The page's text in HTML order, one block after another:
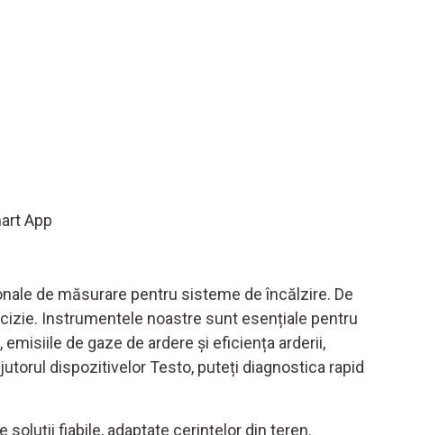
App
de măsurare pentru sisteme de încălzire. De
Instrumentele noastre sunt esențiale pentru
de gaze de ardere și eficiența arderii,
dispozitivelor Testo, puteți diagnostica rapid
fiabile, adaptate cerințelor din teren.